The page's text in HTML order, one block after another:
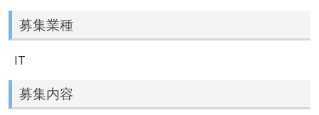
募集業種
IT
募集内容